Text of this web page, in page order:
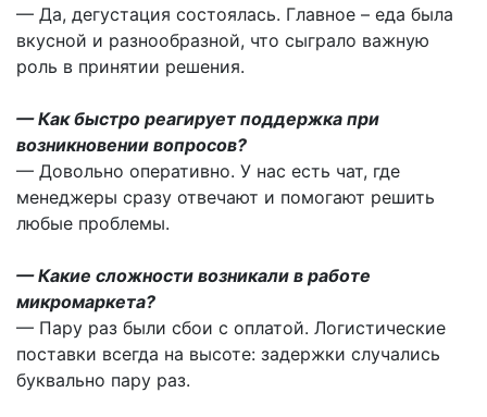
— Да, дегустация состоялась. Главное – еда была
вкусной и разнообразной, что сыграло важную
роль в принятии решения.
— Как быстро реагирует поддержка при
возникновении вопросов?
— Довольно оперативно. У нас есть чат, где
менеджеры сразу отвечают и помогают решить
любые проблемы.
— Какие сложности возникали в работе
микромаркета?
— Пару раз были сбои с оплатой. Логистические
поставки всегда на высоте: задержки случались
буквально пару раз.